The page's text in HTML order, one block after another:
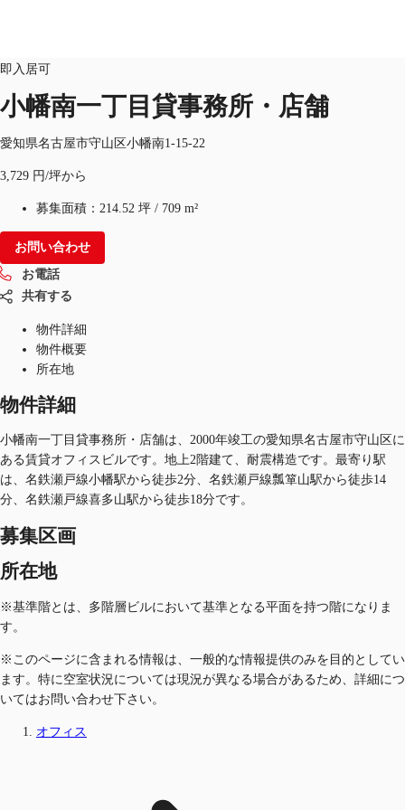
オフィス・事務所
地図検索
記事
仲介会社様はこちらへ
JP
お電話 お問合せ
即入居可
小幡南一丁目貸事務所・店舗
愛知県名古屋市守山区小幡南1-15-22
3,729 円/坪から
募集面積： 214.52 坪 / 709 m²
お問い合わせ
お電話
共有する
物件詳細
物件概要
所在地
物件詳細
小幡南一丁目貸事務所・店舗は、2000年竣工の愛知県名古屋市守山区に
ある賃貸オフィスビルです。地上2階建て、耐震構造です。最寄り駅
は、名鉄瀬戸線小幡駅から徒歩2分、名鉄瀬戸線瓢箪山駅から徒歩14
分、名鉄瀬戸線喜多山駅から徒歩18分です。
募集区画
所在地
※基準階とは、多階層ビルにおいて基準となる平面を持つ階になりま
す。
※このページに含まれる情報は、一般的な情報提供のみを目的としてい
ます。特に空室状況については現況が異なる場合があるため、詳細につ
いてはお問い合わせ下さい。
オフィス